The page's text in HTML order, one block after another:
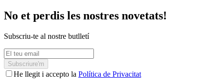
No et perdis les nostres novetats!
Subscriu-te al nostre butlletí
Subscriure'm
He llegit i accepto la Política de Privacitat